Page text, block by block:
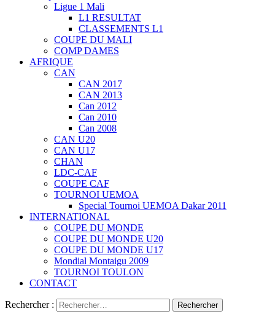
Ligue 1 Mali
L1 RESULTAT
CLASSEMENTS L1
COUPE DU MALI
COMP DAMES
AFRIQUE
CAN
CAN 2017
CAN 2013
Can 2012
Can 2010
Can 2008
CAN U20
CAN U17
CHAN
LDC-CAF
COUPE CAF
TOURNOI UEMOA
Special Tournoi UEMOA Dakar 2011
INTERNATIONAL
COUPE DU MONDE
COUPE DU MONDE U20
COUPE DU MONDE U17
Mondial Montaigu 2009
TOURNOI TOULON
CONTACT
Rechercher :